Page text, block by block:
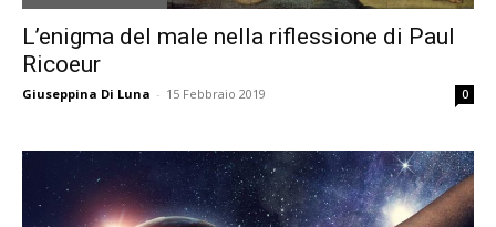
L’enigma del male nella riflessione di Paul
Ricoeur
Giuseppina Di Luna - 15 Febbraio 2019 0